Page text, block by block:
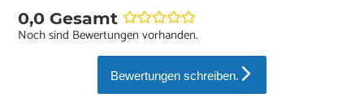
0,0 Gesamt
Noch sind Bewertungen vorhanden.
Bewertungen schreiben.